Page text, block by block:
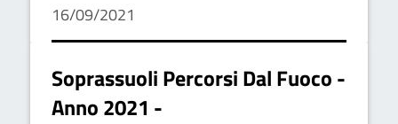
16/09/2021
Soprassuoli Percorsi Dal Fuoco -
Anno 2021 -